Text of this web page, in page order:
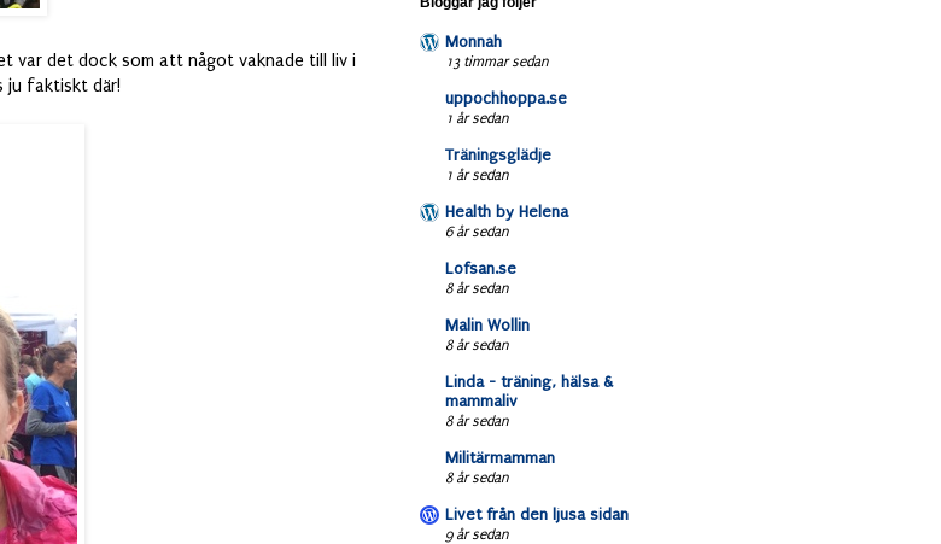
var det dock som att något vaknade till liv i
ju faktiskt där!
Monnah
13 timmar sedan
uppochhoppa.se
1 år sedan
Träningsglädje
1 år sedan
Health by Helena
6 år sedan
Lofsan.se
8 år sedan
Malin Wollin
8 år sedan
Linda - träning, hälsa &
mammaliv
8 år sedan
Militärmamman
8 år sedan
Livet från den ljusa sidan
9 år sedan